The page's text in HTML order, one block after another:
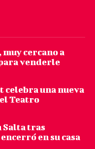
cercano a
venderle
celebra una nueva
Teatro
Salta tras
en su casa